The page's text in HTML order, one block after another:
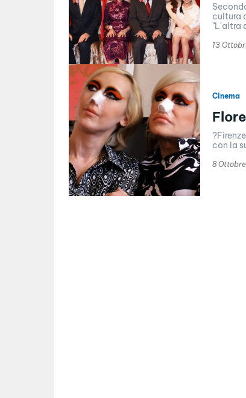
cultura
"L'altra
13
Cinema
con la
8